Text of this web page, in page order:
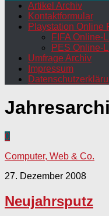
Artikel Archiv
Kontaktformular
Playstation Online
FIFA Online-
PES Online-
Umfrage Archiv
Impressum
0
Computer, Web & Co.
27. Dezember 2008
Neujahrsputz